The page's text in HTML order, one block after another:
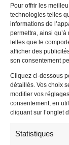
Pour offrir les
technologies telles
informations de
permettra, ainsi
telles que le
afficher des
son consentement
Cliquez ci-dessous
détaillés. Vos choix
modifier vos
consentement, en
cliquant sur l’onglet
Statistiques